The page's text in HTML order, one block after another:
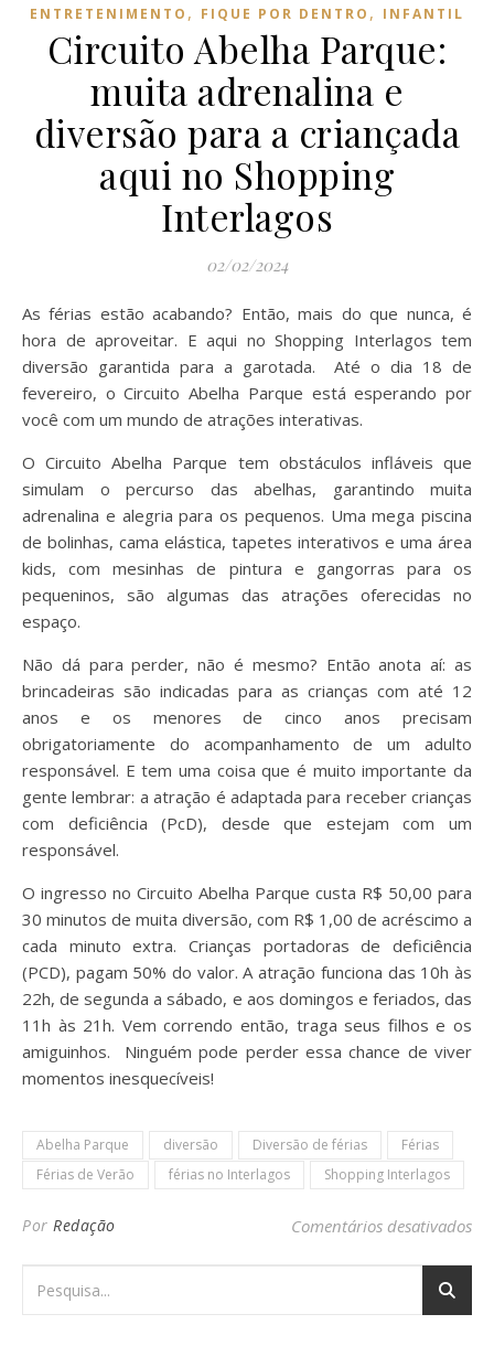
ENTRETENIMENTO , FIQUE POR DENTRO , INFANTIL
Circuito Abelha Parque:
muita adrenalina e
diversão para a criançada
aqui no Shopping
Interlagos
02/02/2024
As férias estão acabando? Então, mais do que nunca, é
hora de aproveitar. E aqui no Shopping Interlagos tem
diversão garantida para a garotada. Até o dia 18 de
fevereiro, o Circuito Abelha Parque está esperando por
você com um mundo de atrações interativas.
O Circuito Abelha Parque tem obstáculos infláveis que
simulam o percurso das abelhas, garantindo muita
adrenalina e alegria para os pequenos. Uma mega piscina
de bolinhas, cama elástica, tapetes interativos e uma área
kids, com mesinhas de pintura e gangorras para os
pequeninos, são algumas das atrações oferecidas no
espaço.
Não dá para perder, não é mesmo? Então anota aí: as
brincadeiras são indicadas para as crianças com até 12
anos e os menores de cinco anos precisam
obrigatoriamente do acompanhamento de um adulto
responsável. E tem uma coisa que é muito importante da
gente lembrar: a atração é adaptada para receber crianças
com deficiência (PcD), desde que estejam com um
responsável.
O ingresso no Circuito Abelha Parque custa R$ 50,00 para
30 minutos de muita diversão, com R$ 1,00 de acréscimo a
cada minuto extra. Crianças portadoras de deficiência
(PCD), pagam 50% do valor. A atração funciona das 10h às
22h, de segunda a sábado, e aos domingos e feriados, das
11h às 21h. Vem correndo então, traga seus filhos e os
amiguinhos. Ninguém pode perder essa chance de viver
momentos inesquecíveis!
Abelha Parque diversão Diversão de férias
Férias
Férias de Verão
férias no Interlagos Shopping Interlagos
Por Redação Comentários desativados